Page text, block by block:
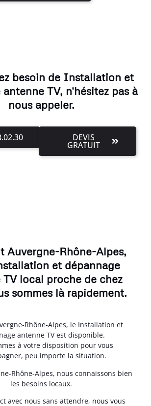
besoin de Installation et
TV, n'hésitez pas à
nous appeler.
DEVIS
GRATUIT
Auvergne-Rhône-Alpes,
et dépannage
TV local proche de chez
sommes là rapidement.
Rhône-Alpes, le Installation et
antenne TV est disponible.
à votre disposition pour vous
peu importe la situation.
Rhône-Alpes, nous connaissons bien
les besoins locaux.
avec nous sans attendre, nous vous